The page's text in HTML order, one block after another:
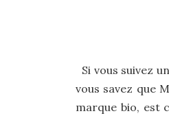
Si vous suivez
vous savez que
marque bio, est